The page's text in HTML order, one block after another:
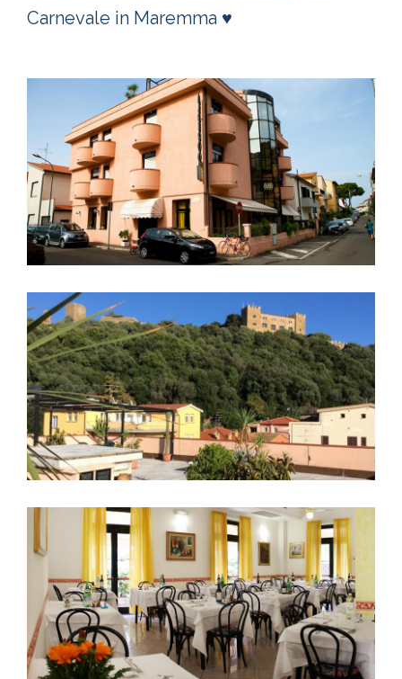
Carnevale in Maremma ♥